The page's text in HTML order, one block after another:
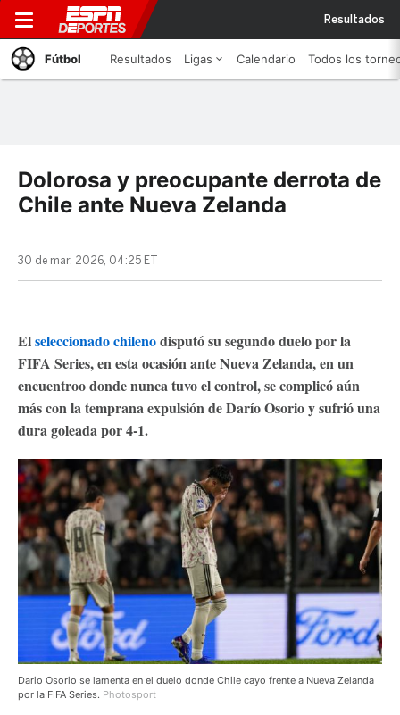
Resultados
Fútbol Resultados Ligas Calendario Todos los
Dolorosa y preocupante derrota de
Chile ante Nueva Zelanda
30 de mar, 2026, 04:25 ET
Elseleccionado chilenodisputó su segundo duelo por la
FIFA Series, en esta ocasión ante Nueva Zelanda, en un
encuentroo donde nunca tuvo el control, se complicó aún
más con la temprana expulsión de Darío Osorio y sufrió una
dura goleada por 4-1.
Dario Osorio se lamenta en el duelo donde Chile cayo frente a Nueva Zelanda
por la FIFA Series. Photosport